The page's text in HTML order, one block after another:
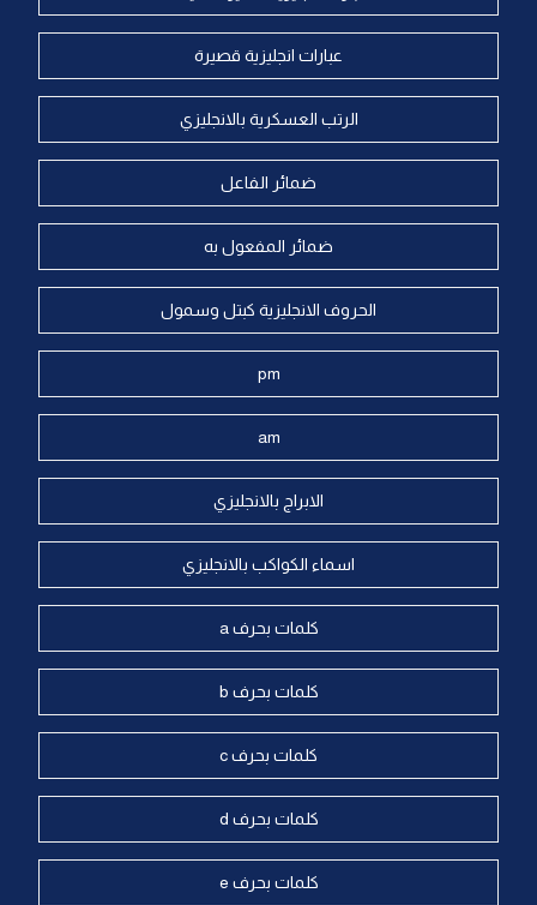
عبارات انجليزية قصيرة
الرتب العسكرية بالانجليزي
ضمائر الفاعل
ضمائر المفعول به
الحروف الانجليزية كبتل وسمول
pm
am
الابراج بالانجليزي
اسماء الكواكب بالانجليزي
كلمات بحرف a
كلمات بحرف b
كلمات بحرف c
كلمات بحرف d
كلمات بحرف e